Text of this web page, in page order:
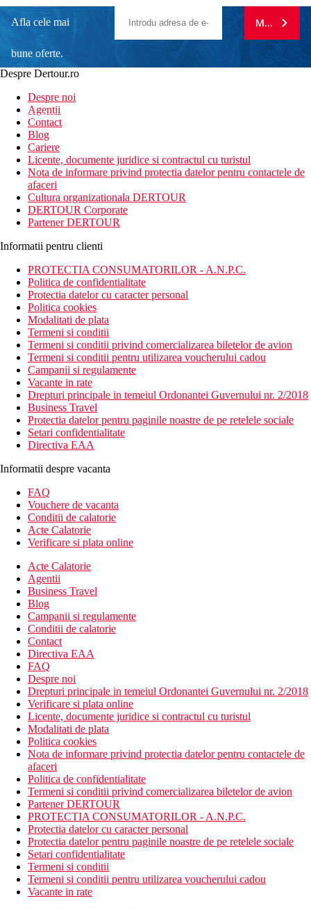
Afla cele mai
bune oferte.
newsletter!
MA
Despre Dertour.ro
Despre noi
Agentii
Contact
Blog
Cariere
Licente, documente juridice si contractul cu turistul
Nota de informare privind protectia datelor pentru contactele de
afaceri
Cultura organizationala DERTOUR
DERTOUR Corporate
Partener DERTOUR
Informatii pentru clienti
PROTECTIA CONSUMATORILOR - A.N.P.C.
Politica de confidentialitate
Protectia datelor cu caracter personal
Politica cookies
Modalitati de plata
Termeni si conditii
Termeni si conditii privind comercializarea biletelor de avion
Termeni si conditii pentru utilizarea voucherului cadou
Campanii si regulamente
Vacante in rate
Drepturi principale in temeiul Ordonantei Guvernului nr. 2/2018
Business Travel
Protectia datelor pentru paginile noastre de pe retelele sociale
Setari confidentialitate
Directiva EAA
Informatii despre vacanta
FAQ
Vouchere de vacanta
Conditii de calatorie
Acte Calatorie
Verificare si plata online
Acte Calatorie
Agentii
Business Travel
Blog
Campanii si regulamente
Conditii de calatorie
Contact
Directiva EAA
FAQ
Despre noi
Drepturi principale in temeiul Ordonantei Guvernului nr. 2/2018
Verificare si plata online
Licente, documente juridice si contractul cu turistul
Modalitati de plata
Politica cookies
Nota de informare privind protectia datelor pentru contactele de
afaceri
Politica de confidentialitate
Termeni si conditii privind comercializarea biletelor de avion
Partener DERTOUR
PROTECTIA CONSUMATORILOR - A.N.P.C.
Protectia datelor cu caracter personal
Protectia datelor pentru paginile noastre de pe retelele sociale
Setari confidentialitate
Termeni si conditii
Termeni si conditii pentru utilizarea voucherului cadou
Vacante in rate